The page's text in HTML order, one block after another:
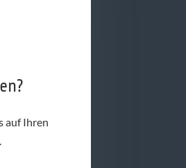
auf Ihren